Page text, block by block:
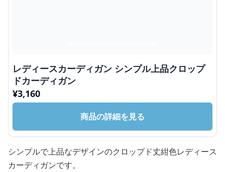
レディースカーディガン シンプル上品クロップ
ドカーディガン
¥3,160
商品の詳細を見る
シンプルで上品なデザインのクロップド丈紺色レディース
カーディガンです。